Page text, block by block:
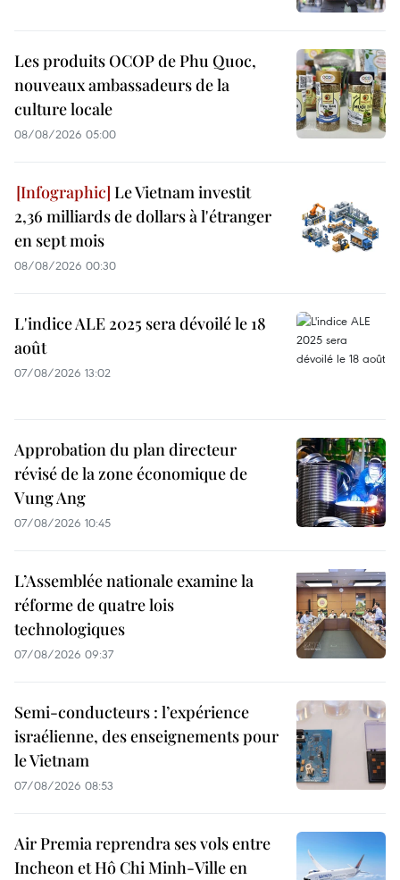
Les produits OCOP de Phu Quoc,
nouveaux ambassadeurs de la
culture locale
08/08/2026 05:00
Le Vietnam investit
2,36 milliards de dollars à l'étranger
en sept mois
08/08/2026 00:30
L'indice ALE 2025 sera dévoilé le 18
août
07/08/2026 13:02
Approbation du plan directeur
révisé de la zone économique de
Vung Ang
07/08/2026 10:45
L’Assemblée nationale examine la
réforme de quatre lois
technologiques
07/08/2026 09:37
Semi-conducteurs : l’expérience
israélienne, des enseignements pour
le Vietnam
07/08/2026 08:53
Air Premia reprendra ses vols entre
Incheon et Hô Chi Minh-Ville en